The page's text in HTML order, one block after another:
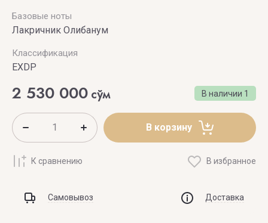
Базовые ноты
Лакричник Олибанум
Классификация
EXDP
В наличии 1
2 530 000 сўм
В корзину
К сравнению В избранное
Самовывоз Доставка